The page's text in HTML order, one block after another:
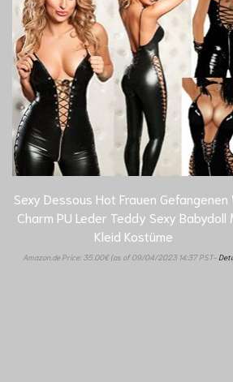
Sexy Dessous Hot Frauen Gefangenen
Charm PU Leder Teddy Sexy Babydoll
Kleid Kostüme
Amazon.de Price: 35.00€(as of 09/04/2023 14:37 PST-